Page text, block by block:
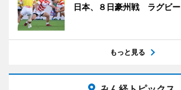
日本、８日豪州戦 ラグビー
もっと見る